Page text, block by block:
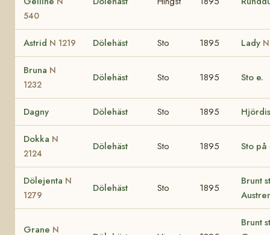
540
Astrid N 1219 Dölehäst Sto 1895 Lady
Bruna N
1232
Dölehäst Sto 1895 Sto e.
Dagny Dölehäst Sto 1895
Dokka N
2124
Dölehäst Sto 1895 Sto på
Dölejenta N
1279
Dölehäst Sto 1895
Brunt
Grane N
Brunt